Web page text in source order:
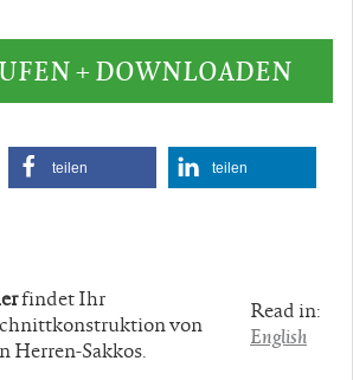
+ DOWNLOADEN
teilen teilen
Read in:
English
findet Ihr
von
Herren-Sakkos.